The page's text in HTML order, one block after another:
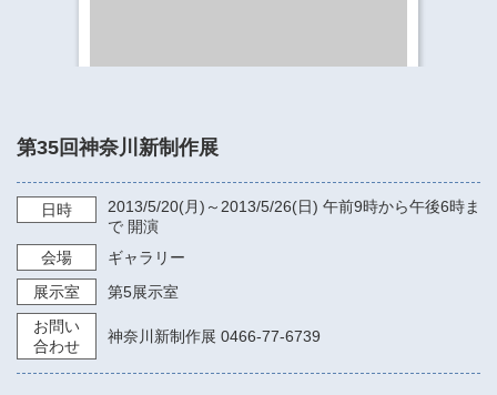
第35回神奈川新制作展
日時 2013/5/20(月)～ 2013/5/26(日) 午前9時から午後6時ま
で 開演
会場
ギャラリー
展示室
第5展示室
お問い
合わせ
神奈川新制作展 0466-77-6739